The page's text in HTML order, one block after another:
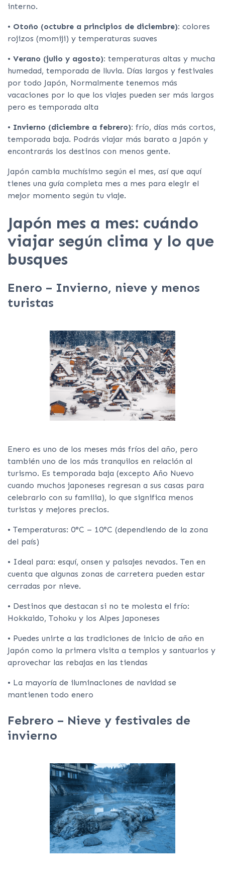
interno.
• Otoño (octubre a principios de diciembre): colores
rojizos (momiji) y temperaturas suaves
• Verano (julio y agosto): temperaturas altas y mucha
humedad, temporada de lluvia. Días largos y festivales
por todo Japón, Normalmente tenemos más
vacaciones por lo que los viajes pueden ser más largos
pero es temporada alta
• Invierno (diciembre a febrero): frío, días más cortos,
temporada baja. Podrás viajar más barato a Japón y
encontrarás los destinos con menos gente.
Japón cambia muchísimo según el mes, así que aquí
tienes una guía completa mes a mes para elegir el
mejor momento según tu viaje.
Japón mes a mes: cuándo
viajar según clima y lo que
busques
Enero – Invierno, nieve y menos
turistas
Enero es uno de los meses más fríos del año, pero
también uno de los más tranquilos en relación al
turismo. Es temporada baja (excepto Año Nuevo
cuando muchos japoneses regresan a sus casas para
celebrarlo con su familia), lo que significa menos
turistas y mejores precios.
• Temperaturas: 0°C – 10°C (dependiendo de la zona
del país)
• Ideal para: esquí, onsen y paisajes nevados. Ten en
cuenta que algunas zonas de carretera pueden estar
cerradas por nieve.
• Destinos que destacan si no te molesta el frío:
Hokkaido, Tohoku y los Alpes Japoneses
• Puedes unirte a las tradiciones de inicio de año en
Japón como la primera visita a templos y santuarios y
aprovechar las rebajas en las tiendas
• La mayoría de iluminaciones de navidad se
mantienen todo enero
Febrero – Nieve y festivales de
invierno